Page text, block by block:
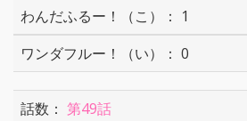
1
0
第49話